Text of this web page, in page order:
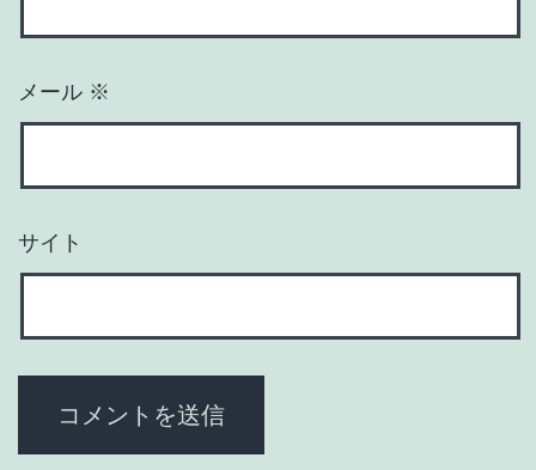
メール ※
サイト